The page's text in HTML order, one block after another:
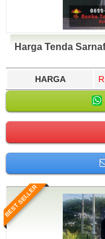
Harga Tenda
HARGA
BEST SELLER